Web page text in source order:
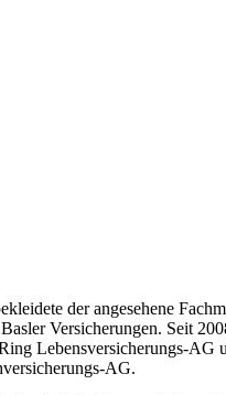
der angesehene
Versicherungen. Seit
Lebensversicherungs-AG
AG.